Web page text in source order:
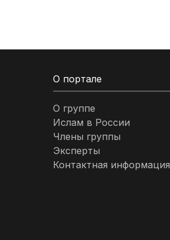
Малайзия
Марокко
Нигерия
О портале
О группе
Ислам в России
Члены группы
Эксперты
Контактная информация